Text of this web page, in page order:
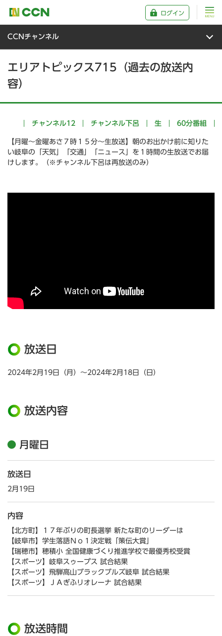
ログイン
CCNチャンネル
エリアトピックス715（過去の放送内
容）
チャンネル12 チャンネル下呂 生 60分番組
【月曜～金曜あさ７時１５分～生放送】朝のお出かけ前に知りた
い岐阜の「天気」「交通」「ニュース」を１時間の生放送でお届
けします。（※チャンネル下呂は再放送のみ）
放送日
2024年2月19日（月）～2024年2月18日（日）
放送内容
月曜日
放送日
2月19日
内容
【北方町】１７年ぶりの町長選挙 新たな町のリーダーは
【岐阜市】学生落語Ｎｏ１決定戦「策伝大賞」
【瑞穂市】穂積小 全国健康づくり推進学校で最優秀校受賞
【スポーツ】岐阜スゥープス 試合結果
【スポーツ】飛騨高山ブラックブルズ岐阜 試合結果
【スポーツ】ＪＡぎふリオレーナ 試合結果
放送時間